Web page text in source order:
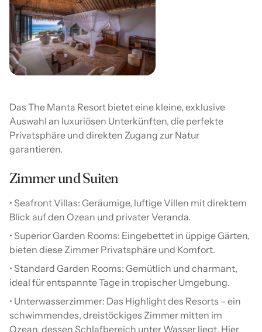
Das The Manta Resort bietet eine kleine, exklusive
Auswahl an luxuriösen Unterkünften, die perfekte
Privatsphäre und direkten Zugang zur Natur
garantieren.
Zimmer und Suiten
• Seafront Villas: Geräumige, luftige Villen mit direktem
Blick auf den Ozean und privater Veranda.
• Superior Garden Rooms: Eingebettet in üppige Gärten,
bieten diese Zimmer Privatsphäre und Komfort.
• Standard Garden Rooms: Gemütlich und charmant,
ideal für entspannte Tage in tropischer Umgebung.
• Unterwasserzimmer: Das Highlight des Resorts – ein
schwimmendes, dreistöckiges Zimmer mitten im
Ozean, dessen Schlafbereich unter Wasser liegt. Hier